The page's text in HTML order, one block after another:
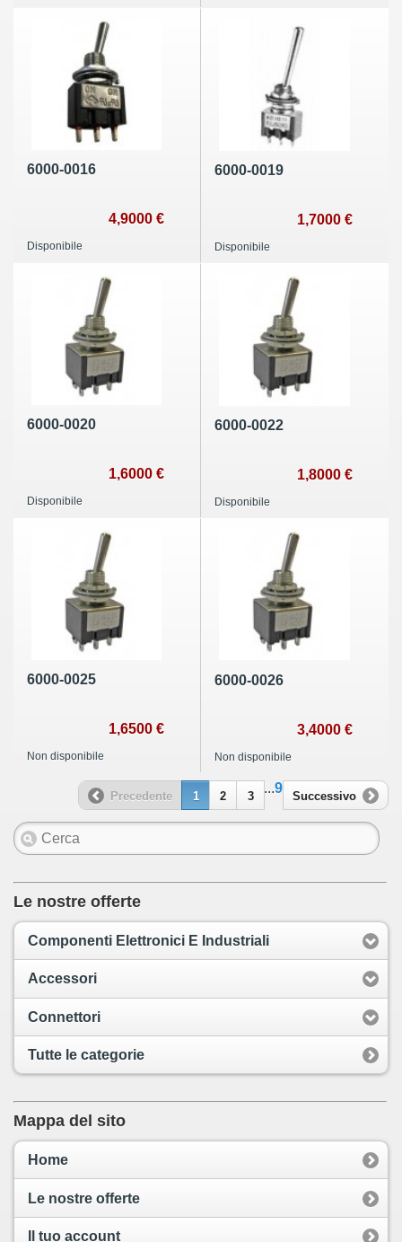
6000-0016
4,9000 €
Disponibile
6000-0019
1,7000 €
Disponibile
6000-0020
1,6000 €
Disponibile
6000-0022
1,8000 €
Disponibile
6000-0025
1,6500 €
Non disponibile
6000-0026
3,4000 €
Non disponibile
Precedente 1 2 3
...9
Successivo
Le nostre offerte
Componenti Elettronici E Industriali
Accessori
Connettori
Tutte le categorie
Mappa del sito
Home
Le nostre offerte
Il tuo account